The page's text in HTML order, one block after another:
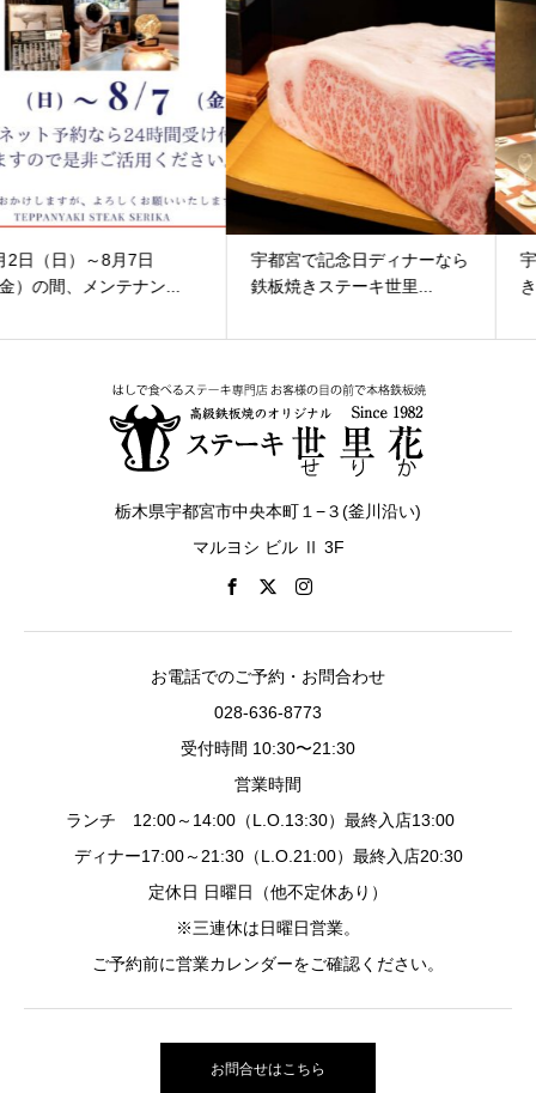
宇都宮で記念日ディナーなら
鉄板焼きステーキ世里...
宇都宮で歓送迎会なら鉄板焼
きステーキ世里花｜貸...
栃木県宇都宮市中央本町１−３(釜川沿い)
マルヨシ ビル Ⅱ 3F
お電話でのご予約・お問合わせ
028-636-8773
受付時間 10:30〜21:30
営業時間
ランチ 12:00～14:00（L.O.13:30）最終入店13:00
ディナー17:00～21:30（L.O.21:00）最終入店20:30
定休日 日曜日（他不定休あり）
※三連休は日曜日営業。
ご予約前に営業カレンダーをご確認ください。
お問合せはこちら